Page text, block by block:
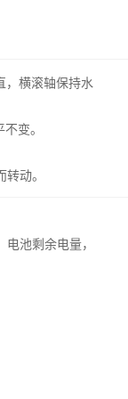
，横滚轴保持水
变。
动。
池剩余电量，